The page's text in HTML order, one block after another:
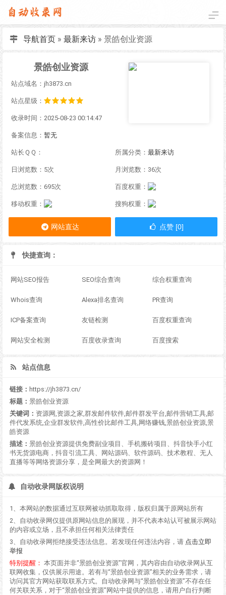
导航首页» 最新来访» 景皓创业资源
景皓创业资源
站点域名：jh3873.cn
站点星级：
收录时间：2025-08-23 00:14:47
备案信息： 暂无
站长ＱＱ： 所属分类： 最新来访
日浏览数：5次 月浏览数：36次
总浏览数：695次 百度权重：
移动权重： 搜狗权重：
网站直达 点赞 [0]
快捷查询：
网站SEO报告 SEO综合查询 综合权重查询
Whois查询 Alexa排名查询 PR查询
ICP备案查询 友链检测 百度权重查询
网站安全检测 百度收录查询 百度搜索
站点信息
链接： https://jh3873.cn/
标题： 景皓创业资源
关键词： 资源网,资源之家,群发邮件软件,邮件群发平台,邮件营销工具,邮
件代发系统,企业群发软件,高性价比邮件工具,网络赚钱,景皓创业资源,景
皓资源
描述： 景皓创业资源提供免费副业项目、手机搬砖项目、抖音快手小红
书无货源电商，抖音引流工具、网站源码、软件源码、技术教程、无人
直播等等网络资源分享，是全网最大的资源网！
自动收录网版权说明
1、本网站的数据通过互联网被动抓取取得，版权归属于原网站所有
2、自动收录网仅提供原网站信息的展现，并不代表本站认可被展示网站
的内容或立场，且不承担任何相关法律责任
3、自动收录网拒绝接受违法信息。若发现任何违法内容，请 点击立即
举报
特别提醒： 本页面并非“景皓创业资源”官网，其内容由自动收录网从互
联网收集，仅供展示用途。若有与“景皓创业资源”相关的业务需求，请
访问其官方网站获取联系方式。自动收录网与“景皓创业资源”不存在任
何关联关系，对于“景皓创业资源”网站中提供的信息，请用户自行判断